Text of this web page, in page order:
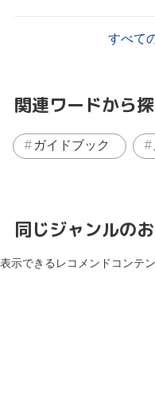
すべて
関連ワードから
ガイドブック
同じジャンルの
表示できるレコメンドコンテ